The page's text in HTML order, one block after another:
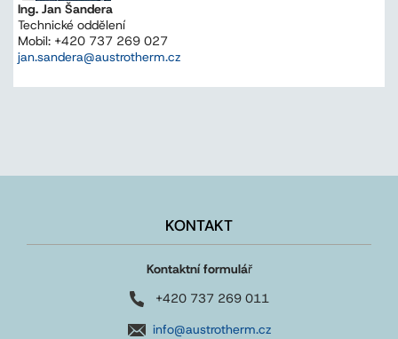
Ing. Jan Šandera
Technické oddělení
Mobil: +420 737 269 027
jan.sandera@austrotherm.cz
KONTAKT
Kontaktní formulář
+420 737 269 011
info@austrotherm.cz